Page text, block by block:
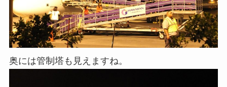
奥には管制塔も見えますね。